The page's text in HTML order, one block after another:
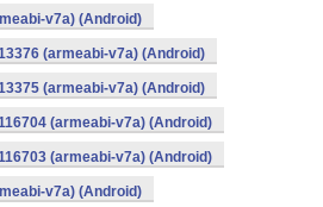
v7a) (Android)
(armeabi-v7a) (Android)
(armeabi-v7a) (Android)
(armeabi-v7a) (Android)
(armeabi-v7a) (Android)
v7a) (Android)